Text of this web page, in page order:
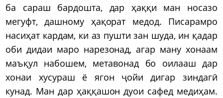
ба сараш бардошта, дар ҳаққи ман носазо
мегуфт, дашному ҳақорат медод. Писарамро
насиҳат кардам, ки аз пушти зан шуда, ин қадар
оби дидаи маро нарезонад, агар ману хонаам
маъқул набошем, метавонад бо оилааш дар
хонаи хусураш ё ягон ҷойи дигар зиндагӣ
кунад. Ман дар ҳаққашон дуои сафед медиҳам.